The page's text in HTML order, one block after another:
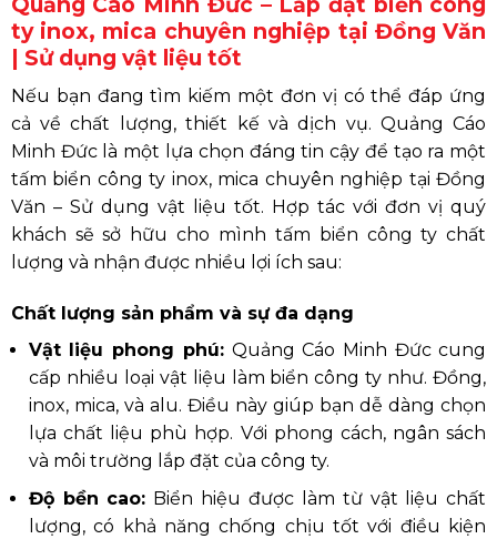
ty inox, mica chuyên nghiệp tại Đồng Văn
| Sử dụng vật liệu tốt
Nếu bạn đang tìm kiếm một đơn vị có thể đáp ứng
cả về chất lượng, thiết kế và dịch vụ. Quảng Cáo
Minh Đức là một lựa chọn đáng tin cậy để tạo ra một
tấm biển công ty inox, mica chuyên nghiệp tại Đồng
Văn – Sử dụng vật liệu tốt. Hợp tác với đơn vị quý
khách sẽ sở hữu cho mình tấm biển công ty chất
lượng và nhận được nhiều lợi ích sau:
Chất lượng sản phẩm và sự đa dạng
Vật liệu phong phú:Quảng Cáo Minh Đức cung
cấp nhiều loại vật liệu làm biển công ty như. Đồng,
inox, mica, và alu. Điều này giúp bạn dễ dàng chọn
lựa chất liệu phù hợp. Với phong cách, ngân sách
và môi trường lắp đặt của công ty.
Độ bền cao: Biển hiệu được làm từ vật liệu chất
lượng, có khả năng chống chịu tốt với điều kiện